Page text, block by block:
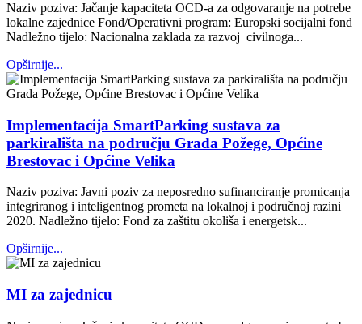
Naziv poziva: Jačanje kapaciteta OCD-a za odgovaranje na potrebe
lokalne zajednice Fond/Operativni program: Europski socijalni fond
Nadležno tijelo: Nacionalna zaklada za razvoj civilnoga...
Opširnije...
Implementacija SmartParking sustava za
parkirališta na području Grada Požege, Općine
Brestovac i Općine Velika
Naziv poziva: Javni poziv za neposredno sufinanciranje promicanja
integriranog i inteligentnog prometa na lokalnoj i područnoj razini
2020. Nadležno tijelo: Fond za zaštitu okoliša i energetsk...
Opširnije...
MI za zajednicu